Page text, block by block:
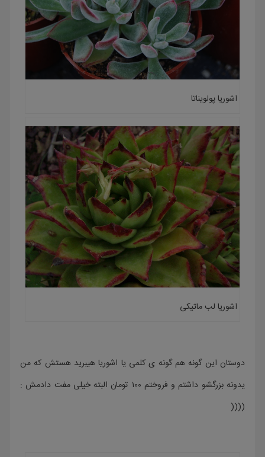
اشوریا پولویناتا
اشوریا لب ماتیکی
دوستان این گونه هم گونه ی کلمی یا اشوریا هیبرید هستش که من
یدونه بزرگشو داشتم و فروختم ۱۰۰ تومان البته خیلی مفت دادمش :
((((